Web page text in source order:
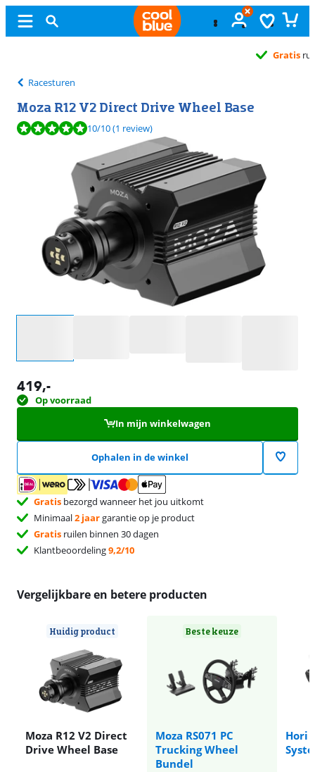
Racesturen
Moza R12 V2 Direct Drive Wheel Base
Beoordeling is 10 van de 10, gebaseerd op 1 review.
10/10(1 review)
419,-
Op voorraad
In mijn winkelwagen
Ophalen in de winkel
Gratis bezorgd wanneer het jou uitkomt
Minimaal2 jaargarantie op je product
Gratis ruilen binnen 30 dagen
Klantbeoordeling9,2/10
Vergelijkbare en betere producten
Huidig product
Moza R12 V2 Direct
Drive Wheel Base
Beste keuze
Moza RS071 PC
Trucking Wheel
Bundel
Hori